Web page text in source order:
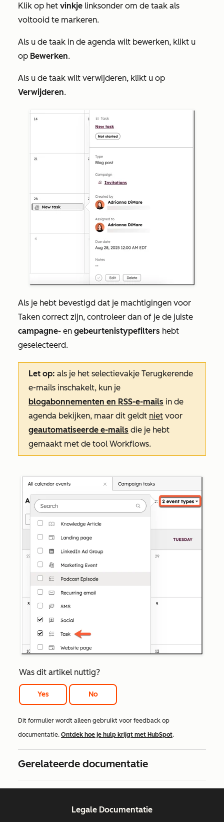
Klik op het vinkje linksonder om de taak als
voltooid te markeren.
Als u de taak in de agenda wilt bewerken, klikt u
op Bewerken.
Als u de taak wilt verwijderen, klikt u op
Verwijderen.
Als je hebt bevestigd dat je machtigingen voor
Taken correct zijn, controleer dan of je de juiste
campagne- en gebeurtenistypefilters hebt
geselecteerd.
Let op: als je het selectievakje Terugkerende
e-mails inschakelt, kun je
blogabonnementen en RSS-e-mails in de
agenda bekijken, maar dit geldt niet voor
geautomatiseerde e-mails die je hebt
gemaakt met de tool Workflows.
Was dit artikel nuttig?
Yes No
Dit formulier wordt alleen gebruikt voor feedback op
documentatie. Ontdek hoe je hulp krijgt met HubSpot.
Gerelateerde documentatie
Legale Documentatie